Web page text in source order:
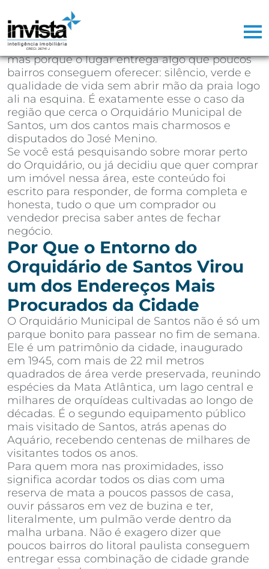
corretor de imóveis na Baixada Santista,
aprendi que existem regiões que vendem
sozinhas. Não porque o marketing seja bom,
mas porque o lugar entrega algo que poucos
bairros conseguem oferecer: silêncio, verde e
qualidade de vida sem abrir mão da praia logo
ali na esquina. É exatamente esse o caso da
região que cerca o Orquidário Municipal de
Santos, um dos cantos mais charmosos e
disputados do José Menino.
Se você está pesquisando sobre morar perto
do Orquidário, ou já decidiu que quer comprar
um imóvel nessa área, este conteúdo foi
escrito para responder, de forma completa e
honesta, tudo o que um comprador ou
vendedor precisa saber antes de fechar
negócio.
Por Que o Entorno do
Orquidário de Santos Virou
um dos Endereços Mais
Procurados da Cidade
O Orquidário Municipal de Santos não é só um
parque bonito para passear no fim de semana.
Ele é um patrimônio da cidade, inaugurado
em 1945, com mais de 22 mil metros
quadrados de área verde preservada, reunindo
espécies da Mata Atlântica, um lago central e
milhares de orquídeas cultivadas ao longo de
décadas. É o segundo equipamento público
mais visitado de Santos, atrás apenas do
Aquário, recebendo centenas de milhares de
visitantes todos os anos.
Para quem mora nas proximidades, isso
significa acordar todos os dias com uma
reserva de mata a poucos passos de casa,
ouvir pássaros em vez de buzina e ter,
literalmente, um pulmão verde dentro da
malha urbana. Não é exagero dizer que
poucos bairros do litoral paulista conseguem
entregar essa combinação de cidade grande